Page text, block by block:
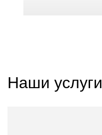
Наши услуги